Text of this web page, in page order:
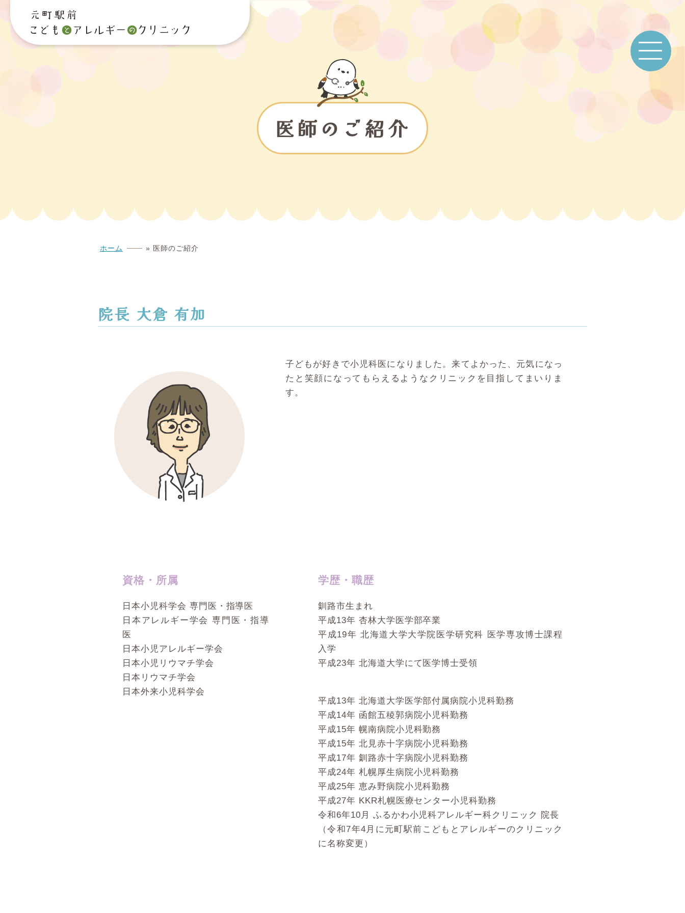
医師のご紹介
ホーム » 医師のご紹介
院長 大倉 有加
子どもが好きで小児科医になりました。来てよかった、元気になっ
たと笑顔になってもらえるようなクリニックを目指してまいりま
す。
資格・所属
日本小児科学会 専門医・指導医
日本アレルギー学会 専門医・指導
医
日本小児アレルギー学会
日本小児リウマチ学会
日本リウマチ学会
日本外来小児科学会
学歴・職歴
釧路市生まれ
平成13年 杏林大学医学部卒業
平成19年 北海道大学大学院医学研究科 医学専攻博士課程
入学
平成23年 北海道大学にて医学博士受領
平成13年 北海道大学医学部付属病院小児科勤務
平成14年 函館五稜郭病院小児科勤務
平成15年 幌南病院小児科勤務
平成15年 北見赤十字病院小児科勤務
平成17年 釧路赤十字病院小児科勤務
平成24年 札幌厚生病院小児科勤務
平成25年 恵み野病院小児科勤務
平成27年 KKR札幌医療センター小児科勤務
令和6年10月 ふるかわ小児科アレルギー科クリニック 院長
（令和7年4月に元町駅前こどもとアレルギーのクリニック
に名称変更）